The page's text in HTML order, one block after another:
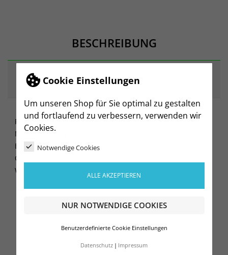
Cookie Einstellungen
Um unseren Shop für Sie optimal zu gestalten
und fortlaufend zu verbessern, verwenden wir
Cookies.
Notwendige Cookies
ALLE AKZEPTIEREN
NUR NOTWENDIGE COOKIES
Benutzerdefinierte Cookie Einstellungen
Datenschutz Impressum
BESCHREIBUNG
ARTIKELDETAILS
Frottiertuch aus 94% Baumwolle, 6% Polyester (Bordüre)
Mit bedruckbarer weißer Polyester-Bordüre
Entspricht Ökotex Klasse I
Qualität 400 g/qm
Waschbar bis 60°C